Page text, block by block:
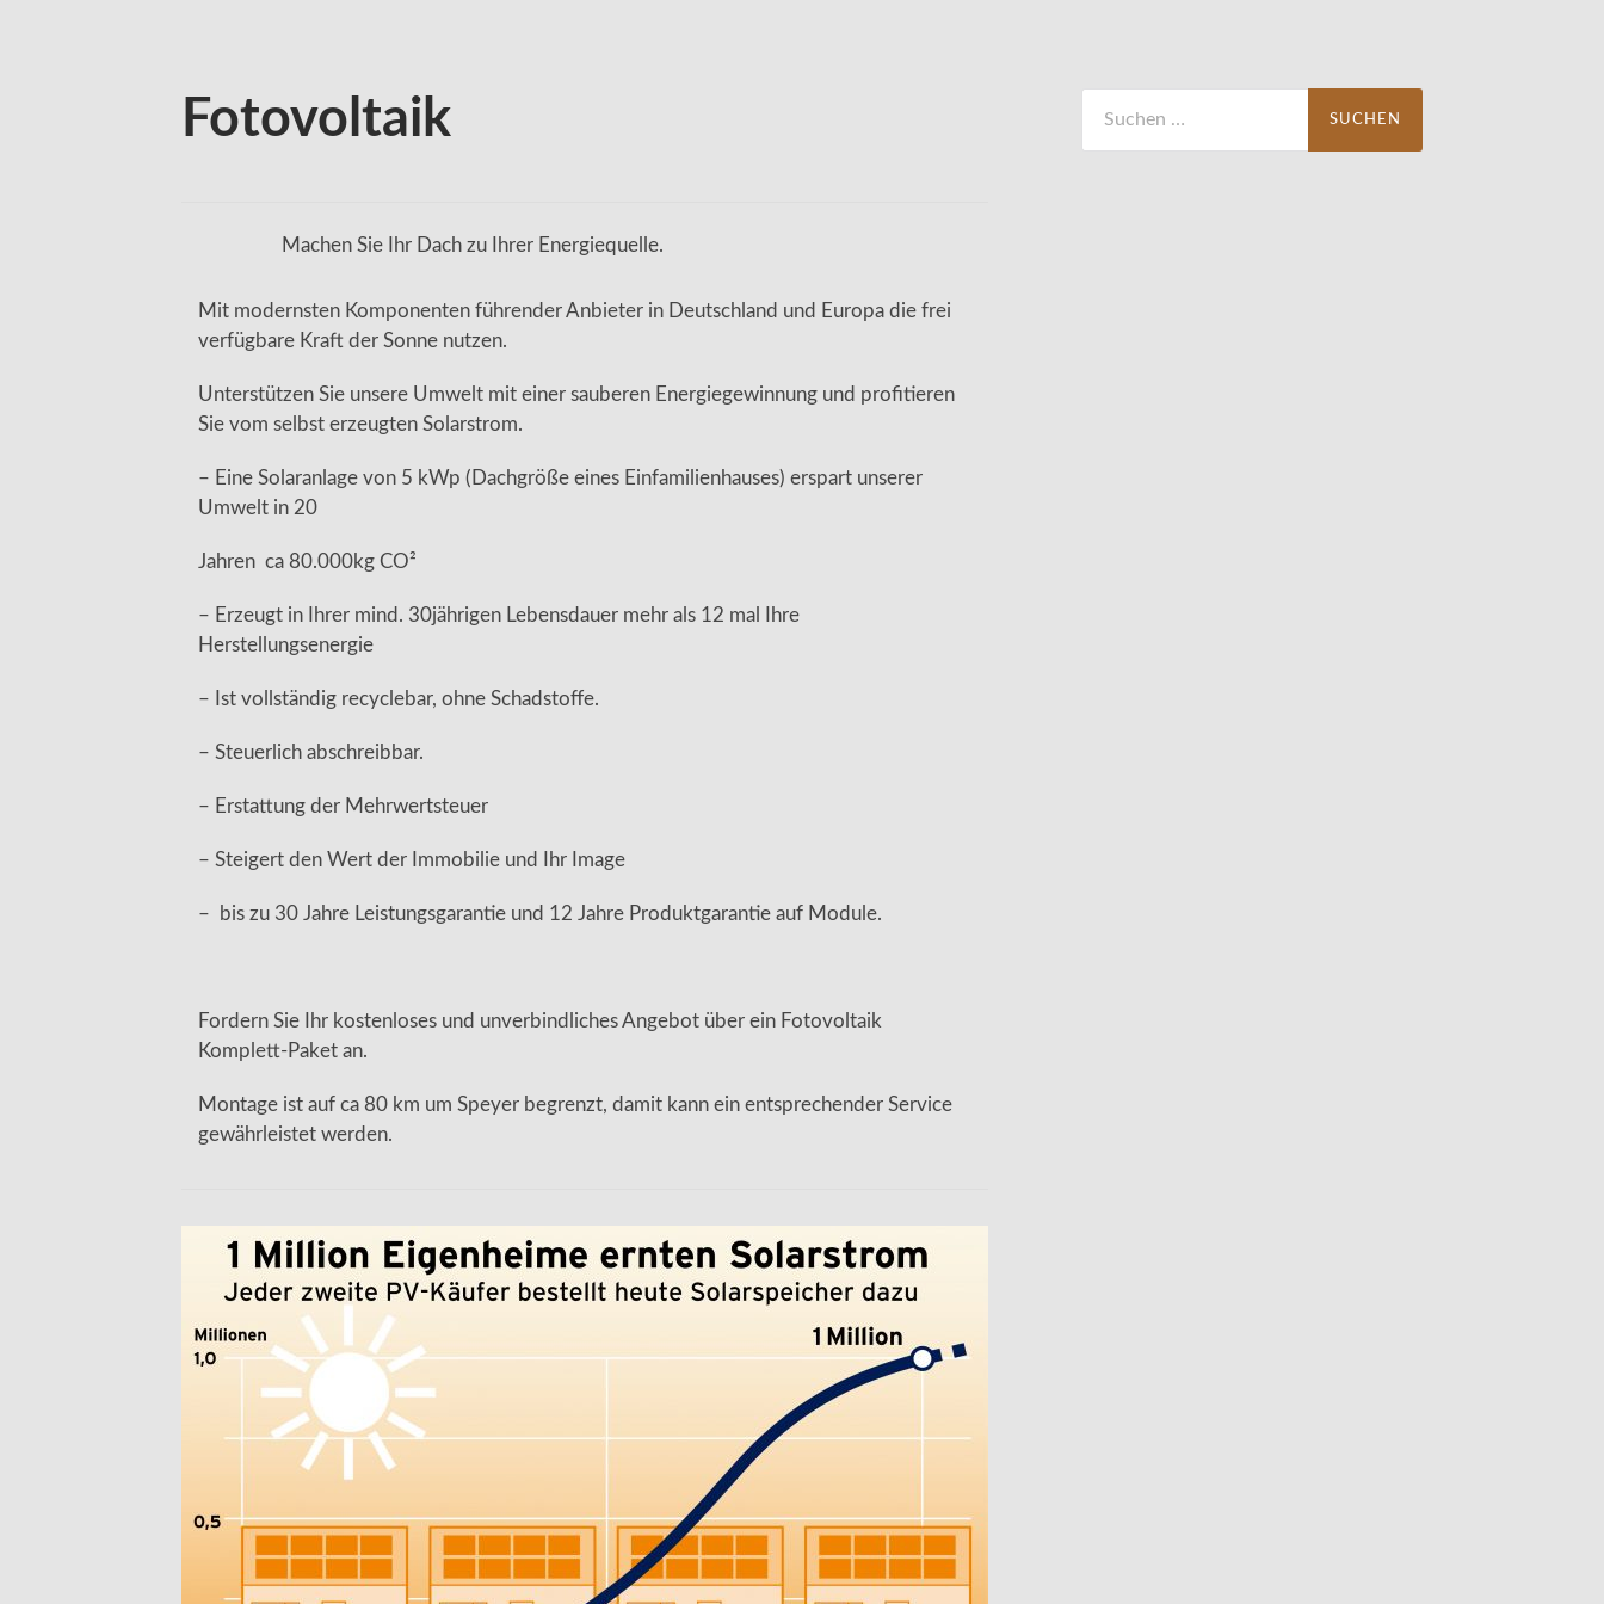
Fotovoltaik
Machen Sie Ihr Dach zu Ihrer Energiequelle.
Mit modernsten Komponenten führender Anbieter in Deutschland und Europa die frei
verfügbare Kraft der Sonne nutzen.
Unterstützen Sie unsere Umwelt mit einer sauberen Energiegewinnung und profitieren
Sie vom selbst erzeugten Solarstrom.
– Eine Solaranlage von 5 kWp (Dachgröße eines Einfamilienhauses) erspart unserer
Umwelt in 20
Jahren ca 80.000kg CO²
– Erzeugt in Ihrer mind. 30jährigen Lebensdauer mehr als 12 mal Ihre
Herstellungsenergie
– Ist vollständig recyclebar, ohne Schadstoffe.
– Steuerlich abschreibbar.
– Erstattung der Mehrwertsteuer
– Steigert den Wert der Immobilie und Ihr Image
– bis zu 30 Jahre Leistungsgarantie und 12 Jahre Produktgarantie auf Module.
Fordern Sie Ihr kostenloses und unverbindliches Angebot über ein Fotovoltaik
Komplett-Paket an.
Montage ist auf ca 80 km um Speyer begrenzt, damit kann ein entsprechender Service
gewährleistet werden.
nach: